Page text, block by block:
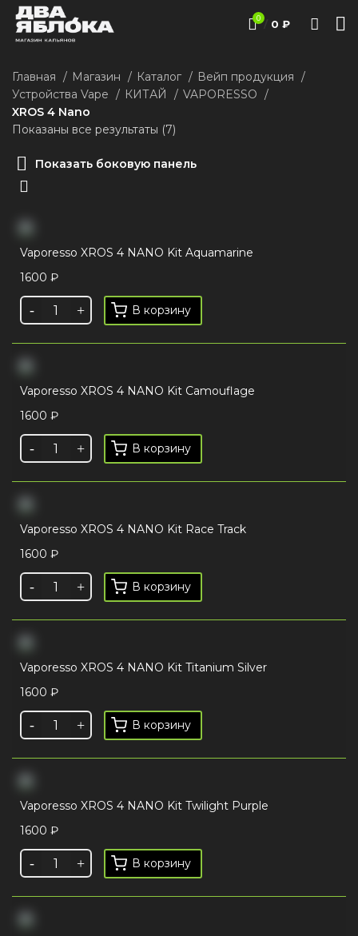
0 / 0 ₽
Главная Магазин Каталог
Вейп продукция
Устройства Vape
КИТАЙ
VAPORESSO
XROS 4 Nano
Показаны все результаты (7)
Показать боковую панель
Vaporesso XROS 4 NANO Kit Aquamarine
1600 ₽
В корзину
Vaporesso XROS 4 NANO Kit Camouflage
1600 ₽
В корзину
Vaporesso XROS 4 NANO Kit Race Track
1600 ₽
В корзину
Vaporesso XROS 4 NANO Kit Titanium Silver
1600 ₽
В корзину
Vaporesso XROS 4 NANO Kit Twilight Purple
1600 ₽
В корзину